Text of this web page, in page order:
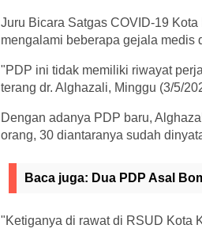
Juru Bicara Satgas COVID-19
mengalami beberapa gejala medis
"PDP ini tidak memiliki riwayat
terang dr. Alghazali, Minggu (3/5/
Dengan adanya PDP baru,
orang, 30 diantaranya sudah
Baca juga: Dua PDP Asal
"Ketiganya di rawat di RSUD Kota